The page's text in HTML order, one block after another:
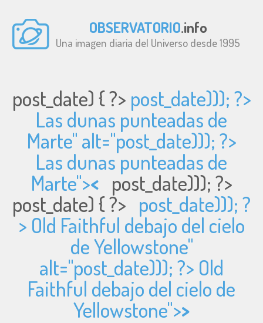
OBSERVATORIO.info
Una imagen diaria del Universo desde 1995
post_date) { ?> post_date))); ?>
Las dunas punteadas de
Marte" alt="post_date))); ?>
Las dunas punteadas de
Marte">< post_date))); ?>
post_date) { ?> post_date))); ?
> Old Faithful debajo del cielo
de Yellowstone"
alt="post_date))); ?> Old
Faithful debajo del cielo de
Yellowstone">>